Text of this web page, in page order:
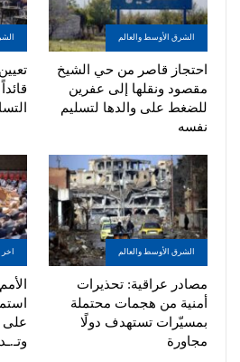
الشرق الأوسط والعالم
احتجاز قاصر من حي الشيخ
مقصود ونقلها إلى عفرين
للضغط على والدها لتسليم
نفسه
الشرق الأوسط والعالم
مصادر عراقية: تحذيرات
أمنية من هجمات محتملة
بمسيّرات تستهدف دولًا
مجاورة
اخر
على